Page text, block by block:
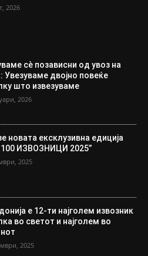
2026
сè позависни од увоз на
Увезуваме двојно повеќе
што извезуваме
2026
новата ексклузивна едиција
ИЗВОЗНИЦИ 2025”
2025
е 12-ти најголем извозник
во светот и најголем во
2025